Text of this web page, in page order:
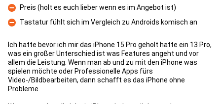
Con
Preis (holt es euch lieber wenn es im Angebot ist)
Con
Tastatur fühlt sich im Vergleich zu Androids komisch an
Ich hatte bevor ich mir das iPhone 15 Pro geholt hatte ein 13 Pro,
was ein großer Unterschied ist was Features angeht und vor
allem die Leistung. Wenn man ab und zu mit den iPhone was
spielen möchte oder Professionelle Apps fürs
Video-/Bildbearbeiten, dann schafft es das iPhone ohne
Probleme.